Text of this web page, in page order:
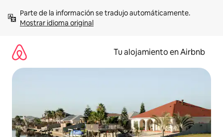
contenidoMostrar idioma original
Tu alojamiento en Airbnb